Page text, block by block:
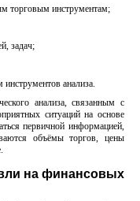
торговым инструментам;
задач;
инструментов анализа.
анализа, связанным с
ситуаций на основе
первичной информацией,
объёмы торгов, цены
на финансовых